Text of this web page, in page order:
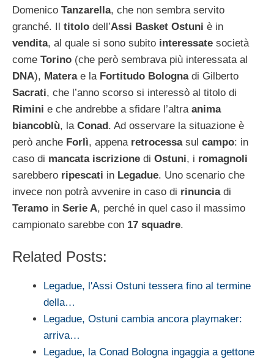
Domenico Tanzarella, che non sembra servito
granché. Il titolo dell’Assi Basket Ostuni è in
vendita, al quale si sono subito interessate società
come Torino (che però sembrava più interessata al
DNA), Materae la Fortitudo Bolognadi Gilberto
Sacrati, che l’anno scorso si interessò al titolo di
Rimini e che andrebbe a sfidare l’altra anima
biancoblù, la Conad. Ad osservare la situazione è
però anche Forlì, appena retrocessasul campo: in
caso di mancata iscrizione di Ostuni, i romagnoli
sarebbero ripescati in Legadue. Uno scenario che
invece non potrà avvenire in caso di rinunciadi
Teramo in Serie A, perché in quel caso il massimo
campionato sarebbe con 17 squadre.
Related Posts:
Legadue, l'Assi Ostuni tessera fino al termine
della…
Legadue, Ostuni cambia ancora playmaker:
arriva…
Legadue, la Conad Bologna ingaggia a gettone